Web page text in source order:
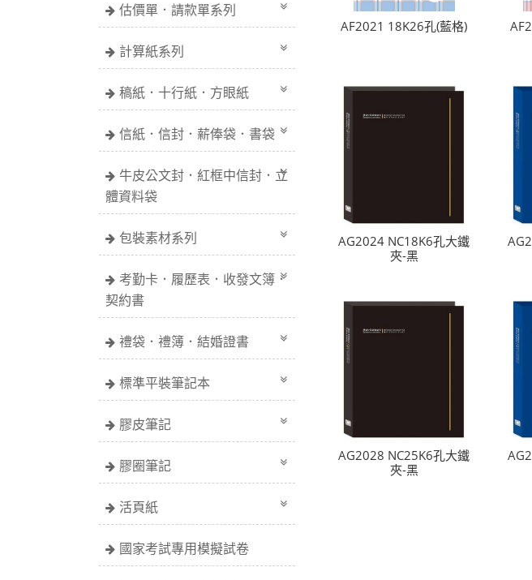
估價單．請款單系列
計算紙系列
稿紙．十行紙．方眼紙
信紙．信封．薪俸袋．書袋
牛皮公文封．紅框中信封．立
體資料袋
包裝素材系列
考勤卡．履歷表．收發文簿．
契約書
禮袋．禮簿．結婚證書
標準平裝筆記本
膠皮筆記
膠圈筆記
活頁紙
國家考試專用模擬試卷
AF2021 18K26孔(藍格)
AG2024 NC18K6孔大鐵
夾-黑
AG2028 NC25K6孔大鐵
夾-黑